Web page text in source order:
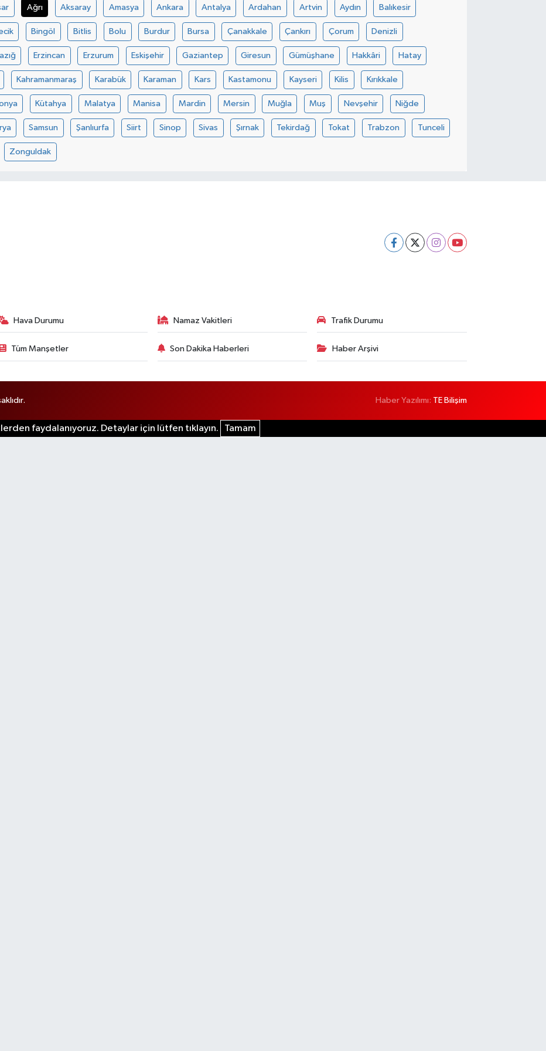
Ağrı Aksaray Amasya Ankara Antalya Ardahan Artvin Aydın Balıkesir
Bingöl Bitlis Bolu Burdur Bursa Çanakkale Çankırı Çorum Denizli
Erzincan Erzurum Eskişehir Gaziantep Giresun Gümüşhane Hakkâri Hatay
Kahramanmaraş Karabük Karaman Kars Kastamonu Kayseri Kilis Kırıkkale
Kütahya Malatya Manisa Mardin Mersin Muğla Muş Nevşehir Niğde
Samsun Şanlıurfa Siirt Sinop Sivas Şırnak Tekirdağ Tokat Trabzon Tunceli
Zonguldak
Hava Durumu Namaz Vakitleri Trafik Durumu
Tüm Manşetler Son Dakika Haberleri Haber Arşivi
Haber Yazılımı: TE Bilişim
faydalanıyoruz. Detaylar için lütfen tıklayın. Tamam